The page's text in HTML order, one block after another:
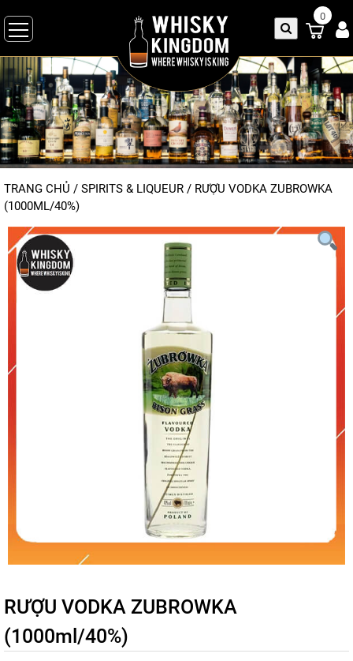
0
TRANG CHỦ / SPIRITS & LIQUEUR / RƯỢU VODKA ZUBROWKA
(1000ML/40%)
RƯỢU VODKA ZUBROWKA
(1000ml/40%)